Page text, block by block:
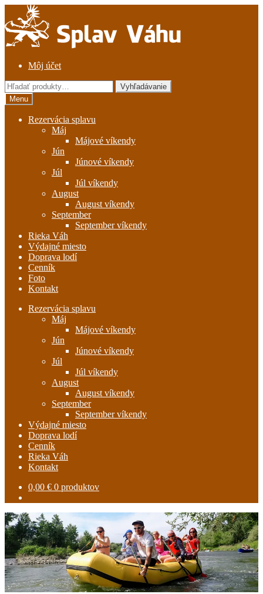
Preskočiť
na
navigáciu
Preskočiť
na
obsah
Môj účet
Hľadať:
Vyhľadávanie
Menu
Rezervácia splavu
Máj
Májové víkendy
Jún
Júnové víkendy
Júl
Júl víkendy
August
August víkendy
September
September víkendy
Rieka Váh
Výdajné miesto
Doprava lodí
Cenník
Foto
Kontakt
Rezervácia splavu
Máj
Májové víkendy
Jún
Júnové víkendy
Júl
Júl víkendy
August
August víkendy
September
September víkendy
Výdajné miesto
Doprava lodí
Cenník
Rieka Váh
Kontakt
0,00 € 0 produktov